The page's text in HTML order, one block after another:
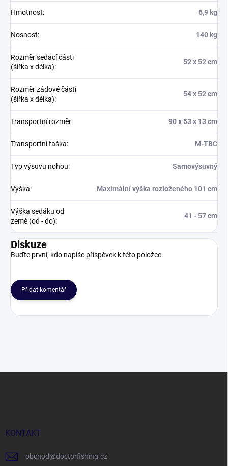
Hmotnost: 6,9 kg
Nosnost: 140 kg
Rozměr sedací části
(šířka x délka):
52 x 52 cm
Rozměr zádové části
(šířka x délka):
54 x 52 cm
Transportní rozměr: 90 x 53 x 13 cm
Transportní taška: M-TBC
Typ výsuvu nohou: Samovýsuvný
Výška: Maximální výška rozloženého 101 cm
Výška sedáku od
země (od - do):
41 - 57 cm
Diskuze
Buďte první, kdo napíše příspěvek k této položce.
Přidat komentář
KONTAKT
obchod@doctorfishing.cz